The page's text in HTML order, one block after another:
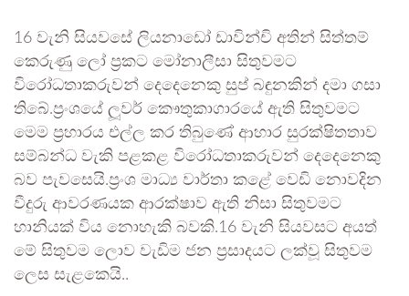
16 වැනි සියවසේ ලියනාඩෝ ඩාවින්චි අතින් සිත්තම්
කෙරුණු ලෝ ප්‍රකට මෝනාලීසා සිතුවමට
විරෝධතාකරුවන් දෙදෙනෙකු සුප් බඳුනකින් දමා ගසා
තිබේ.ප්‍රංශයේ ලූවර් කෞතුකාගාරයේ ඇති සිතුවමට
මෙම ප්‍රහාරය එල්ල කර තිබුණේ ආහාර සුරක්ෂිතතාව
සම්බන්ධ වැකි පළකළ විරෝධතාකරුවන් දෙදෙනෙකු
බව පැවසෙයි.ප්‍රංශ මාධ්‍ය වාර්තා කළේ වෙඩි නොවදින
වීදුරු ආවරණයක ආරක්ෂාව ඇති නිසා සිතුවමට
හානියක් විය නොහැකි බවකි.16 වැනි සියවසට අයත්
මේ සිතුවම ලොව වැඩිම ජන ප්‍රසාදයට ලක්වූ සිතුවම
ලෙස සැළකෙයි..